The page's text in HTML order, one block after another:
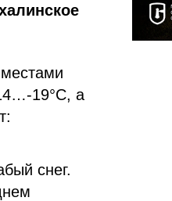
19°С, а
снег.